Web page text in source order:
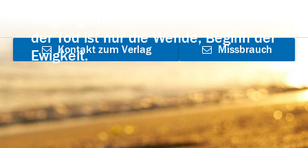
der Tod ist nur die Wende, Beginn der
Ewigkeit.
Kontakt zum Verlag
aufnehmen
Missbrauch